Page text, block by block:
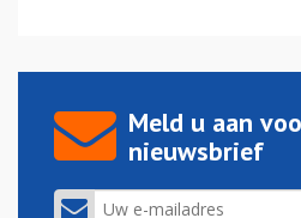
Meld u aan
nieuwsbrief